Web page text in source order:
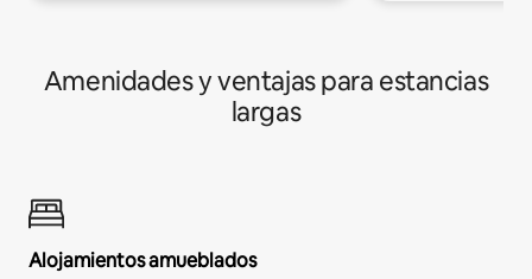
Amenidades y ventajas para estancias
largas
Alojamientos amueblados